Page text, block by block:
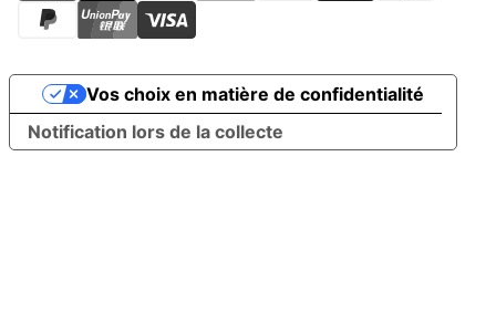
Notification lors de la collecte
Vos choix en matière de confidentialité